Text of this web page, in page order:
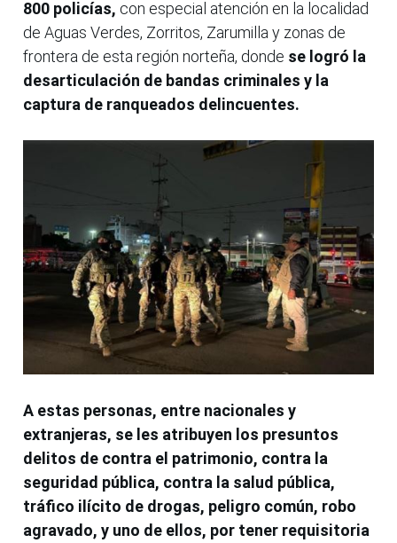
800 policías, con especial atención en la localidad
de Aguas Verdes, Zorritos, Zarumilla y zonas de
frontera de esta región norteña, donde se logró la
desarticulación de bandas criminales y la
captura de ranqueados delincuentes.
A estas personas, entre nacionales y
extranjeras, se les atribuyen los presuntos
delitos de contra el patrimonio, contra la
seguridad pública, contra la salud pública,
tráfico ilícito de drogas, peligro común, robo
agravado, y uno de ellos, por tener requisitoria